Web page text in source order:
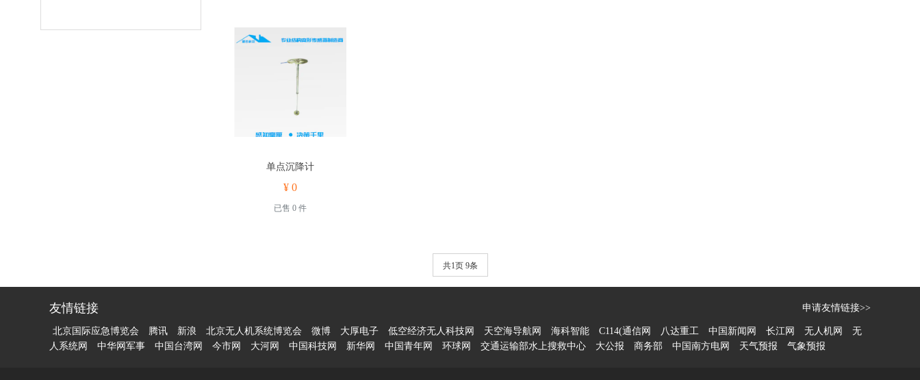
单点沉降计
¥ 0
已售 0 件
共1页 9条
友情链接 申请友情链接>>
北京国际应急博览会 腾讯 新浪 北京无人机系统博览会 微博 大厚电子 低空经济无人科技网 天空海导航网 海科智能 C114(通信网 八达重工 中国新闻网 长江网 无人机网
无
人系统网
中华网军事 中国台湾网 今市网 大河网 中国科技网 新华网 中国青年网 环球网 交通运输部水上搜救中心 大公报 商务部 中国南方电网 天气预报 气象预报